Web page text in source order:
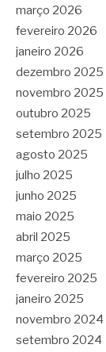
março 2026
fevereiro 2026
janeiro 2026
dezembro 2025
novembro 2025
outubro 2025
setembro 2025
agosto 2025
julho 2025
junho 2025
maio 2025
abril 2025
março 2025
fevereiro 2025
janeiro 2025
novembro 2024
setembro 2024